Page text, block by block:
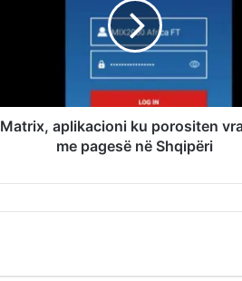
Matrix, aplikacioni ku porositen
me pagesë në Shqipëri